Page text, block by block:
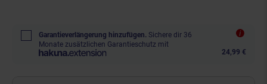
Garantieverlängerung hinzufügen. Sichere dir 36
Monate zusätzlichen Garantieschutz mit
24,99 €